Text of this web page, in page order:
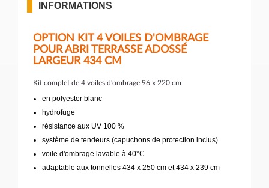
INFORMATIONS
OPTION KIT 4 VOILES D'OMBRAGE
POUR ABRI TERRASSE ADOSSÉ
LARGEUR 434 CM
Kit complet de 4 voiles d'ombrage 96 x 220 cm
en polyester blanc
hydrofuge
résistance aux UV 100 %
système de tendeurs (capuchons de protection inclus)
voile d'ombrage lavable à 40°C
adaptable aux tonnelles 434 x 250 cm et 434 x 239 cm